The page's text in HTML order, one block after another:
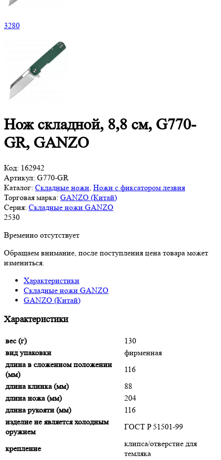
3280
Нож складной, 8,8 см, G770-
GR, GANZO
Код: 162942
Артикул: G770-GR
Каталог: Складные ножи Ножи с фиксатором лезвия
Торговая марка: GANZO (Китай)
Серия: Складные ножи GANZO
2530
Временно отсутствует
Обращаем внимание, после поступления цена товара может
измениться.
Характеристики
Складные ножи GANZO
GANZO (Китай)
Характеристики
вес (г)
130
вид упаковки
фирменная
длина в сложенном положении
(мм)
116
длина клинка (мм)
88
длина ножа (мм)
204
длина рукояти (мм)
116
изделие не является холодным
оружием
ГОСТ P 51501-99
крепление
клипса/отверстие для
темляка